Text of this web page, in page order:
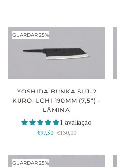
GUARDAR 25%
YOSHIDA BUNKA SUJ-2
KURO-UCHI 190MM (7,5") -
LÂMINA
1 avaliação
€97,50 €130,00
GUARDAR 25%